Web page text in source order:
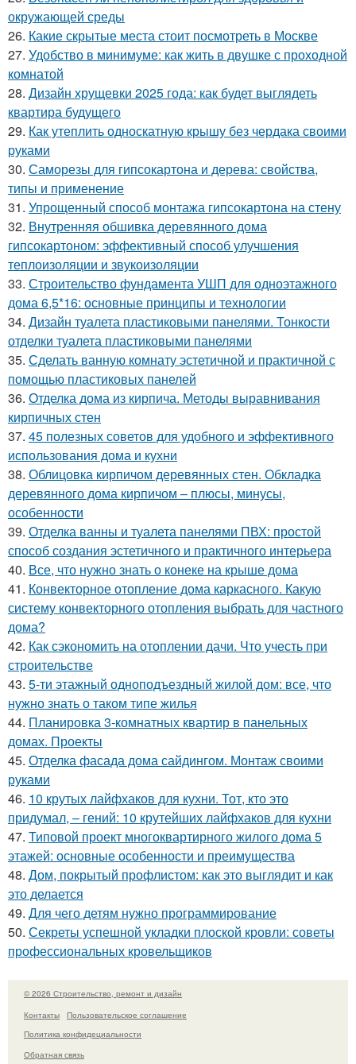
окружающей среды
26. Какие скрытые места стоит посмотреть в Москве
27. Удобство в минимуме: как жить в двушке с проходной
комнатой
28. Дизайн хрущевки 2025 года: как будет выглядеть
квартира будущего
29. Как утеплить односкатную крышу без чердака своими
руками
30. Саморезы для гипсокартона и дерева: свойства,
типы и применение
31. Упрощенный способ монтажа гипсокартона на стену
32. Внутренняя обшивка деревянного дома
гипсокартоном: эффективный способ улучшения
теплоизоляции и звукоизоляции
33. Строительство фундамента УШП для одноэтажного
дома 6,5*16: основные принципы и технологии
34. Дизайн туалета пластиковыми панелями. Тонкости
отделки туалета пластиковыми панелями
35. Сделать ванную комнату эстетичной и практичной с
помощью пластиковых панелей
36. Отделка дома из кирпича. Методы выравнивания
кирпичных стен
37. 45 полезных советов для удобного и эффективного
использования дома и кухни
38. Облицовка кирпичом деревянных стен. Обкладка
деревянного дома кирпичом – плюсы, минусы,
особенности
39. Отделка ванны и туалета панелями ПВХ: простой
способ создания эстетичного и практичного интерьера
40. Все, что нужно знать о конеке на крыше дома
41. Конвекторное отопление дома каркасного. Какую
систему конвекторного отопления выбрать для частного
дома?
42. Как сэкономить на отоплении дачи. Что учесть при
строительстве
43. 5-ти этажный одноподъездный жилой дом: все, что
нужно знать о таком типе жилья
44. Планировка 3-комнатных квартир в панельных
домах. Проекты
45. Отделка фасада дома сайдингом. Монтаж своими
руками
46. 10 крутых лайфхаков для кухни. Тот, кто это
придумал, – гений: 10 крутейших лайфхаков для кухни
47. Типовой проект многоквартирного жилого дома 5
этажей: основные особенности и преимущества
48. Дом, покрытый профлистом: как это выглядит и как
это делается
49. Для чего детям нужно программирование
50. Секреты успешной укладки плоской кровли: советы
профессиональных кровельщиков
© 2026 Строительство, ремонт и дизайн
Контакты
Пользовательское соглашение
Политика конфидециальности
Обратная связь